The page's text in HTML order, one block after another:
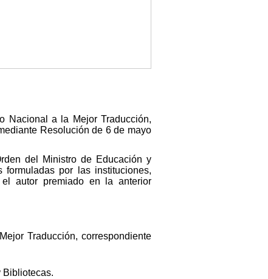
Nacional a la Mejor Traducción,
Resolución de 6 de mayo
del Ministro de Educación y
por las instituciones,
el autor premiado en la anterior
Traducción, correspondiente
Bibliotecas.